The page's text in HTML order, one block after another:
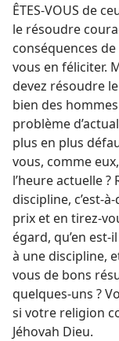
ÊTES-​VOUS de
le résoudre
conséquences
vous en féliciter.
devez résoudre
bien des
problème
plus en plus
vous, comme
l’heure actuelle ?
discipline, c’est-
prix et en tirez-​
égard, qu’en
à une discipline,
vous de bons
quelques-uns ?
si votre religion
Jéhovah Dieu.